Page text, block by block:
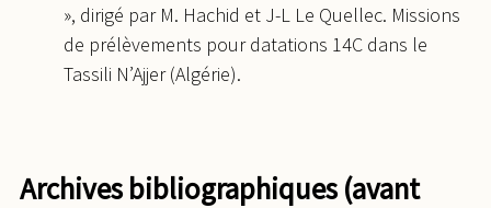
», dirigé par M. Hachid et J-L Le Quellec. Missions
de prélèvements pour datations 14C dans le
Tassili N’Ajjer (Algérie).
Archives bibliographiques (avant